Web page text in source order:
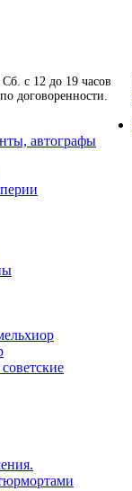
с 12 до 19 часов
договоренности.
автографы